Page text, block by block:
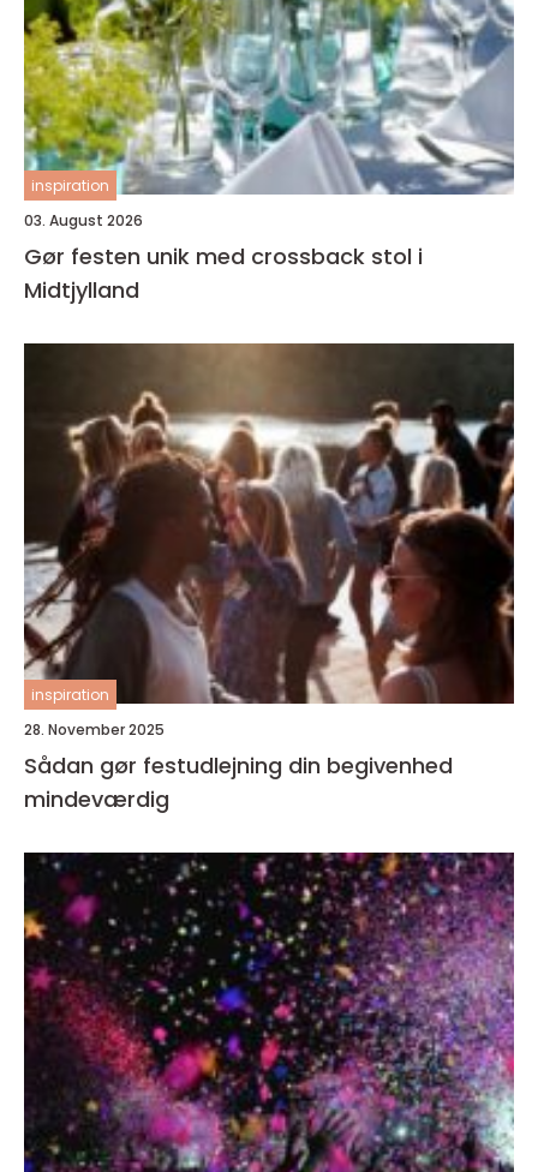
inspiration
03. August 2026
Gør festen unik med crossback stol i
Midtjylland
inspiration
28. November 2025
Sådan gør festudlejning din begivenhed
mindeværdig